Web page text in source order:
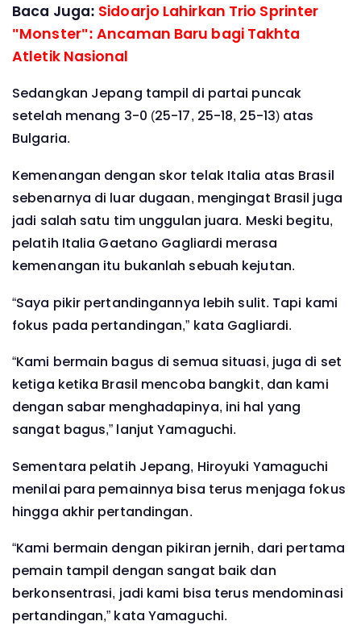
Baca Juga: Sidoarjo Lahirkan Trio Sprinter
"Monster": Ancaman Baru bagi Takhta
Atletik Nasional
Sedangkan Jepang tampil di partai puncak
setelah menang 3-0 (25-17, 25-18, 25-13) atas
Bulgaria.
Kemenangan dengan skor telak Italia atas Brasil
sebenarnya di luar dugaan, mengingat Brasil juga
jadi salah satu tim unggulan juara. Meski begitu,
pelatih Italia Gaetano Gagliardi merasa
kemenangan itu bukanlah sebuah kejutan.
“Saya pikir pertandingannya lebih sulit. Tapi kami
fokus pada pertandingan,” kata Gagliardi.
“Kami bermain bagus di semua situasi, juga di set
ketiga ketika Brasil mencoba bangkit, dan kami
dengan sabar menghadapinya, ini hal yang
sangat bagus,” lanjut Yamaguchi.
Sementara pelatih Jepang, Hiroyuki Yamaguchi
menilai para pemainnya bisa terus menjaga fokus
hingga akhir pertandingan.
“Kami bermain dengan pikiran jernih, dari pertama
pemain tampil dengan sangat baik dan
berkonsentrasi, jadi kami bisa terus mendominasi
pertandingan,” kata Yamaguchi.